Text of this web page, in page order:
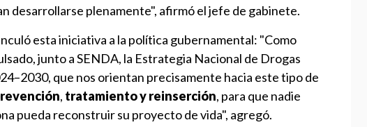
desarrollarse plenamente", afirmó el jefe de gabinete.
esta iniciativa a la política gubernamental: "Como
junto a SENDA, la Estrategia Nacional de Drogas
que nos orientan precisamente hacia este tipo de
, tratamiento y reinserción, para que nadie
pueda reconstruir su proyecto de vida", agregó.